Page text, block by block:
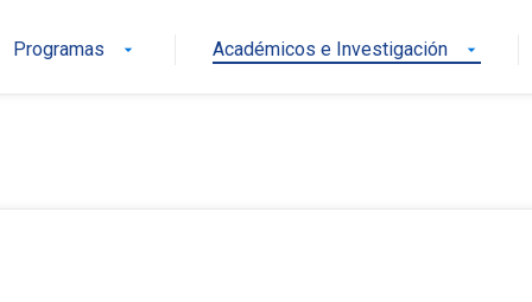
Programas arrow_drop_down Académicos e Investigación arrow_drop_down